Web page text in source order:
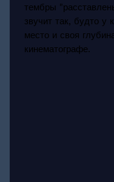
тембры
звучит так, будто у
место и своя
кинематографе.